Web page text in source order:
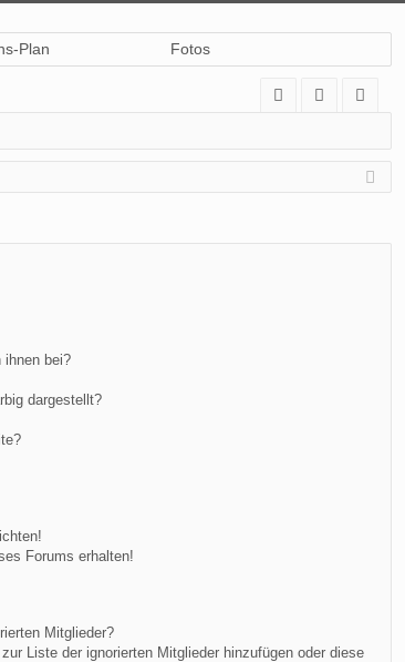
Plan Fotos
Q
m
el
ist
rie
ihnen bei?
dargestellt?
Forums erhalten!
Mitglieder?
Liste der ignorierten Mitglieder hinzufügen oder diese